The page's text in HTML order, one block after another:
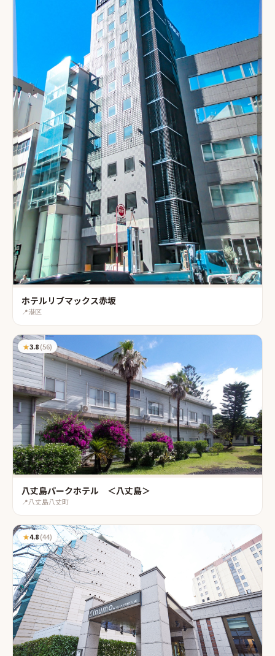
ホテルリブマックス赤坂
📍港区
★3.8(56)
八丈島パークホテル ＜八丈島＞
📍八丈島八丈町
★4.8(44)